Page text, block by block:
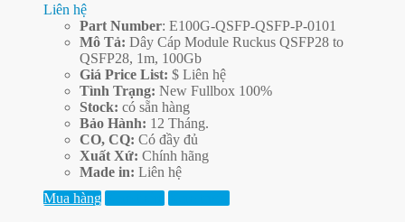
Liên hệ
Part Number: E100G-QSFP-QSFP-P-0101
Mô Tả: Dây Cáp Module Ruckus QSFP28 to
QSFP28, 1m, 100Gb
Giá Price List: $ Liên hệ
Tình Trạng: New Fullbox 100%
Stock: có sẵn hàng
Bảo Hành: 12 Tháng.
CO, CQ: Có đầy đủ
Xuất Xứ: Chính hãng
Made in: Liên hệ
Mua hàng